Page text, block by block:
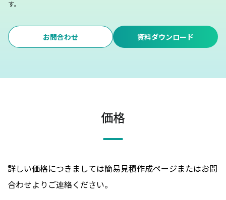
す。
お問合わせ 資料ダウンロード
価格
詳しい価格につきましては簡易見積作成ページまたはお問
合わせよりご連絡ください。